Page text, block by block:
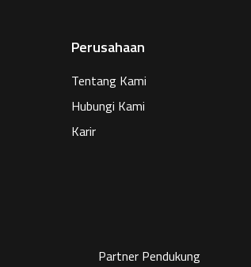
Perusahaan
Tentang Kami
Hubungi Kami
Karir
Partner Pendukung